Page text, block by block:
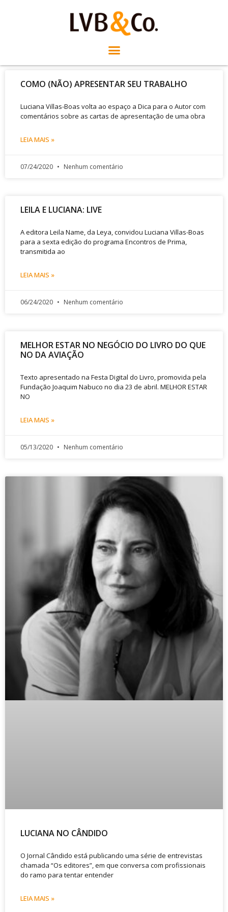
COMO (NÃO) APRESENTAR SEU TRABALHO
Luciana Villas-Boas volta ao espaço a Dica para o Autor com
comentários sobre as cartas de apresentação de uma obra
LEIA MAIS »
07/24/2020 Nenhum comentário
LEILA E LUCIANA: LIVE
A editora Leila Name, da Leya, convidou Luciana Villas-Boas
para a sexta edição do programa Encontros de Prima,
transmitida ao
LEIA MAIS »
06/24/2020 Nenhum comentário
MELHOR ESTAR NO NEGÓCIO DO LIVRO DO QUE
NO DA AVIAÇÃO
Texto apresentado na Festa Digital do Livro, promovida pela
Fundação Joaquim Nabuco no dia 23 de abril. MELHOR ESTAR
NO
LEIA MAIS »
05/13/2020 Nenhum comentário
LUCIANA NO CÂNDIDO
O Jornal Cândido está publicando uma série de entrevistas
chamada “Os editores”, em que conversa com profissionais
do ramo para tentar entender
LEIA MAIS »